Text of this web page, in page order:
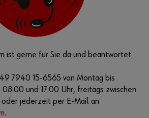
ist gerne für Sie da und beantwortet
7940 15-6565 von Montag bis
08:00 und 17:00 Uhr, freitags zwischen
jederzeit per E-Mail an
.